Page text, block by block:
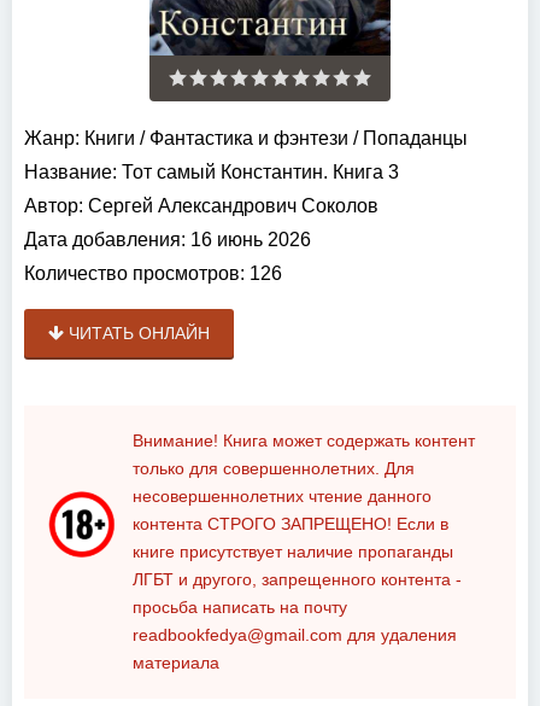
Жанр: Книги / Фантастика и фэнтези / Попаданцы
Название: Тот самый Константин. Книга 3
Автор: Сергей Александрович Соколов
Дата добавления: 16 июнь 2026
Количество просмотров: 126
ЧИТАТЬ ОНЛАЙН
Внимание! Книга может содержать контент
только для совершеннолетних. Для
несовершеннолетних чтение данного
контента СТРОГО ЗАПРЕЩЕНО! Если в
книге присутствует наличие пропаганды
ЛГБТ и другого, запрещенного контента -
просьба написать на почту
readbookfedya@gmail.com для удаления
материала